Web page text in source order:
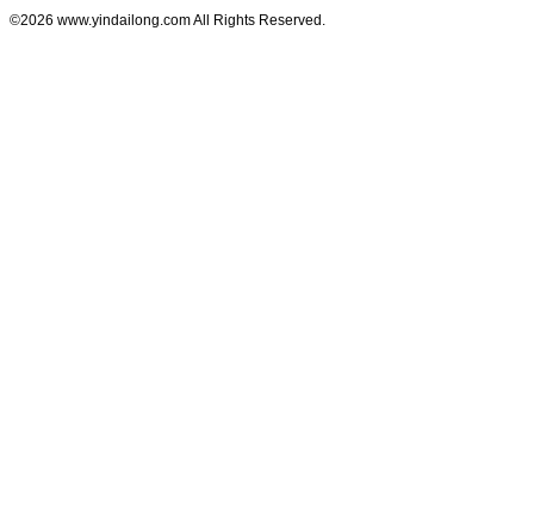
©2026 www.yindailong.com All Rights Reserved.